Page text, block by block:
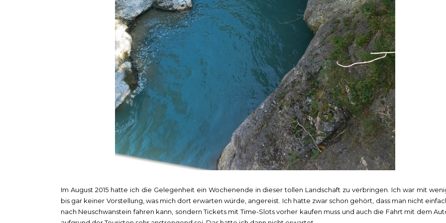
Im August 2015 hatte ich die Gelegenheit ein Wochenende in dieser tollen Landschaft zu verbringen. Ich war mit
bis gar keiner Vorstellung, was mich dort erwarten würde, angereist. Ich hatte zwar schon gehört, dass man nicht
nach Neuschwanstein fahren kann, sondern Tickets mit Time-Slots vorher kaufen muss und auch die Fahrt mit dem